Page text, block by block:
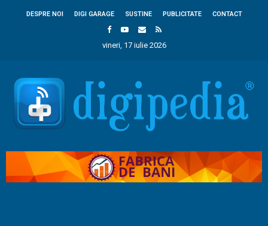
DESPRE NOI DIGI GARAGE SUSTINE PUBLICITATE CONTACT
vineri, 17 iulie 2026